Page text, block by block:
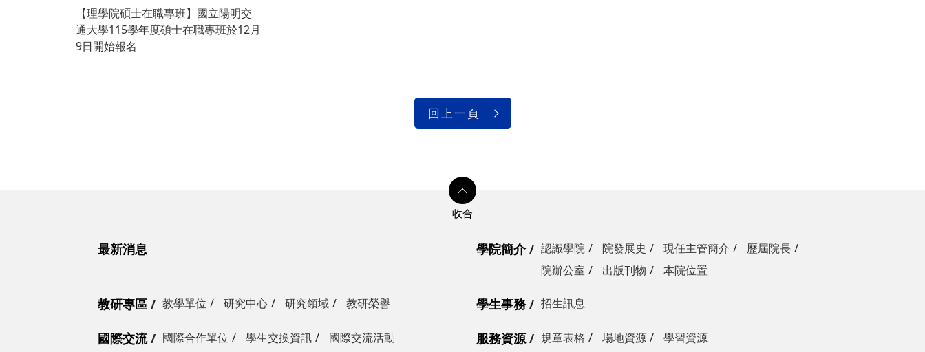
【理學院碩士在職專班】國立陽明交
通大學115學年度碩士在職專班於12月
9日開始報名
回上一頁
最新消息 學院簡介 認識學院 院發展史 現任主管簡介
歷屆院長
院辦公室
出版刊物 本院位置
教研專區 教學單位 研究中心 研究領域 教研榮譽 學生事務 招生訊息
國際交流 國際合作單位 學生交換資訊 國際交流活動 服務資源 規章表格 場地資源 學習資源